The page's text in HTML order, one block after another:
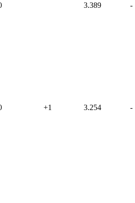
3.389 -
+1 3.254 -